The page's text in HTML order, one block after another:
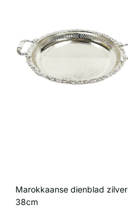
Marokkaanse dienblad zilver
38cm